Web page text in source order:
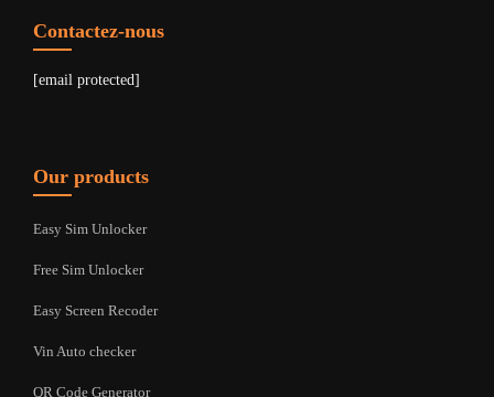
Contactez-nous
[email protected]
Our products
Easy Sim Unlocker
Free Sim Unlocker
Easy Screen Recoder
Vin Auto checker
QR Code Generator